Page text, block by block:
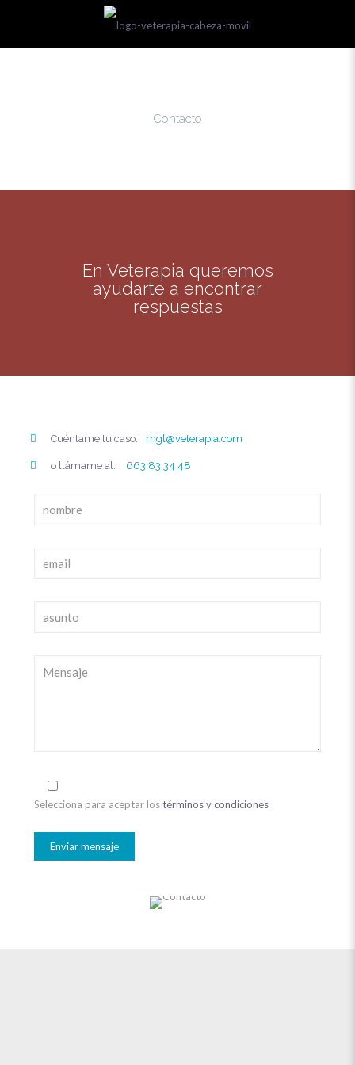
Contacto
En Veterapia queremos
ayudarte a encontrar
respuestas
Cuéntame tu caso: mgl@veterapia.com
o llámame al: 663 83 34 48
Selecciona para aceptar lostérminos y condiciones